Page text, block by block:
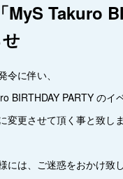
MyS Takuro
に伴い、
BIRTHDAY PARTY のイ
変更させて頂く事と致しま
には、ご迷惑をおかけ致